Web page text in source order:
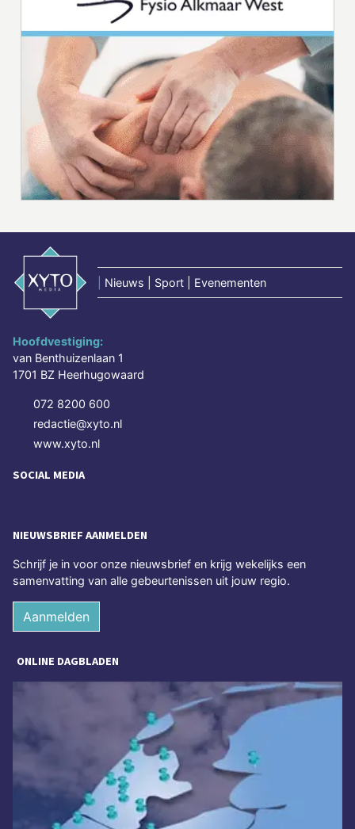
Nieuws | Sport | Evenementen
Hoofdvestiging:
van Benthuizenlaan 1
1701 BZ Heerhugowaard
072 8200 600
redactie@xyto.nl
www.xyto.nl
SOCIAL MEDIA
NIEUWSBRIEF AANMELDEN
Schrijf je in voor onze nieuwsbrief en krijg wekelijks een
samenvatting van alle gebeurtenissen uit jouw regio.
Aanmelden
ONLINE DAGBLADEN